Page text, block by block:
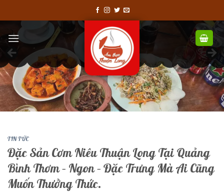
to
content
TIN TỨC
Đặc Sản Cơm Niêu Thuận Long Tại Quảng
Bình Thơm – Ngon – Đặc Trưng Mà Ai Cũng
Muốn Thưởng Thức.